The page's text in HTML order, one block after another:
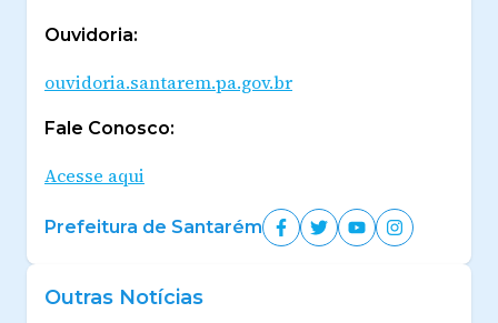
Ouvidoria:
ouvidoria.santarem.pa.gov.br
Fale Conosco:
Acesse aqui
Prefeitura de Santarém
Outras Notícias